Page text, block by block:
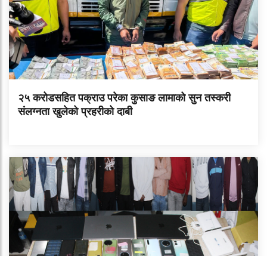
२५ करोडसहित पक्राउ परेका कुसाङ लामाको सुन तस्करी
संलग्नता खुलेको प्रहरीको दाबी